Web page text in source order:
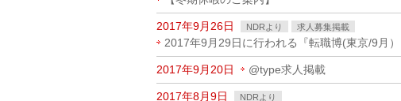
2017年9月26日 NDRより 求人募集掲載
2017年9月29日に行われる『転職博(東京/9月）
2017年9月20日 @type求人掲載
2017年8月9日 NDRより